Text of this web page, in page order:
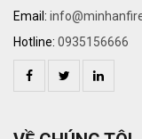
Email:
Hotline: 0935156666